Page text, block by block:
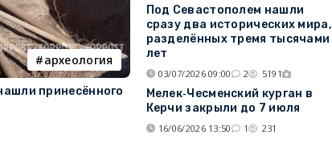
археология
принесённого
Под Севастополем нашли
сразу два исторических мира,
разделённых тремя тысячами
лет
03/07/2026 09:00 2 5191
Мелек‑Чесменский курган в
Керчи закрыли до 7 июля
16/06/2026 13:50 1 231